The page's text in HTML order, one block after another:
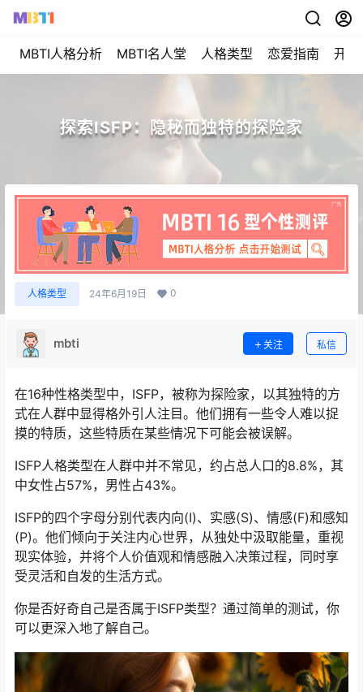
MBTI人格分析 MBTI名人堂 人格类型 恋爱指南 开始
探索ISFP：隐秘而独特的探险家
人格类型 24年6月19日 0
mbti 关注 私信
在16种性格类型中，ISFP，被称为探险家，以其独特的方
式在人群中显得格外引人注目。他们拥有一些令人难以捉
摸的特质，这些特质在某些情况下可能会被误解。
ISFP人格类型在人群中并不常见，约占总人口的8.8%，其
中女性占57%，男性占43%。
ISFP的四个字母分别代表内向(I)、实感(S)、情感(F)和感知
(P)。他们倾向于关注内心世界，从独处中汲取能量，重视
现实体验，并将个人价值观和情感融入决策过程，同时享
受灵活和自发的生活方式。
你是否好奇自己是否属于ISFP类型？通过简单的测试，你
可以更深入地了解自己。